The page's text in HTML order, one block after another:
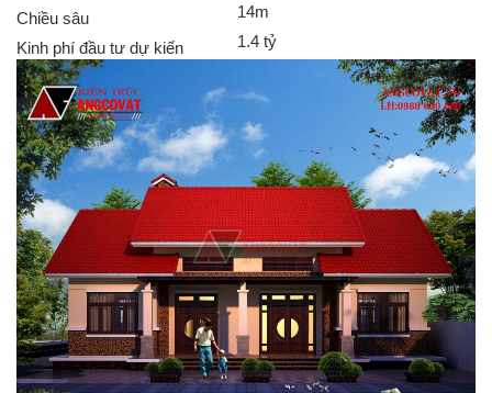
Chiều sâu
14m
Kinh phí đầu tư dự kiến
1.4 tỷ